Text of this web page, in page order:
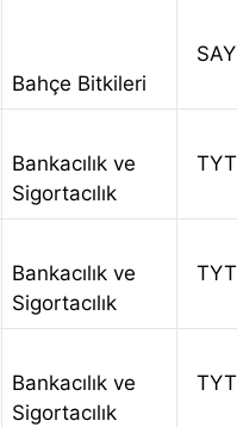
Bahçe Bitkileri
SAY
Bankacılık ve
Sigortacılık
TYT
Bankacılık ve
Sigortacılık
TYT
Bankacılık ve
Sigortacılık
TYT